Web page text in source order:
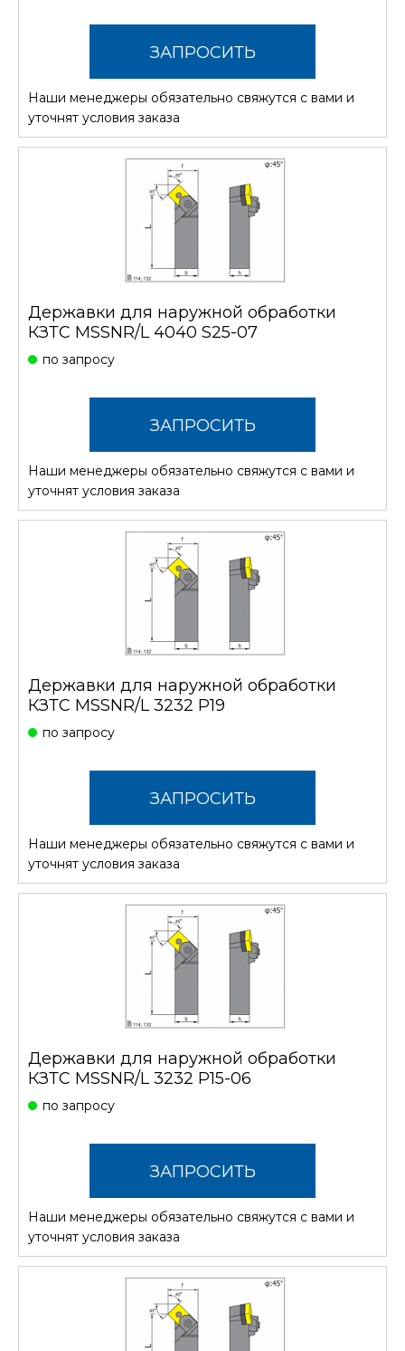
ЗАПРОСИТЬ
СТОИМОСТЬ
Наши менеджеры обязательно свяжутся с вами и
уточнят условия заказа
Державки для наружной обработки
КЗТС MSSNR/L 4040 S25-07
по запросу
ЗАПРОСИТЬ
СТОИМОСТЬ
Наши менеджеры обязательно свяжутся с вами и
уточнят условия заказа
Державки для наружной обработки
КЗТС MSSNR/L 3232 P19
по запросу
ЗАПРОСИТЬ
СТОИМОСТЬ
Наши менеджеры обязательно свяжутся с вами и
уточнят условия заказа
Державки для наружной обработки
КЗТС MSSNR/L 3232 P15-06
по запросу
ЗАПРОСИТЬ
СТОИМОСТЬ
Наши менеджеры обязательно свяжутся с вами и
уточнят условия заказа